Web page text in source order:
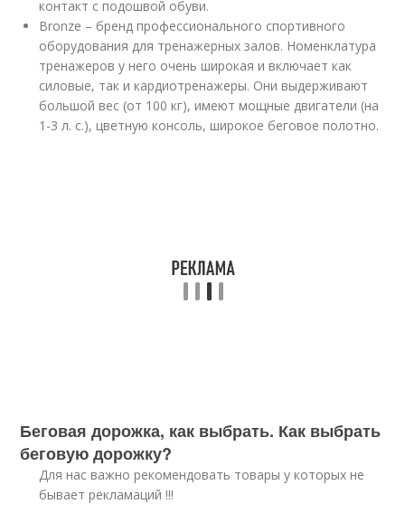
контакт с подошвой обуви.
Bronze – бренд профессионального спортивного
оборудования для тренажерных залов. Номенклатура
тренажеров у него очень широкая и включает как
силовые, так и кардиотренажеры. Они выдерживают
большой вес (от 100 кг), имеют мощные двигатели (на
1-3 л. с.), цветную консоль, широкое беговое полотно.
Беговая дорожка, как выбрать. Как выбрать
беговую дорожку?
Для нас важно рекомендовать товары у которых не
бывает рекламаций !!!